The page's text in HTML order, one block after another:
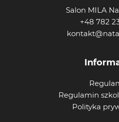
Salon MILA
+48 782
Regulamin
Polityka